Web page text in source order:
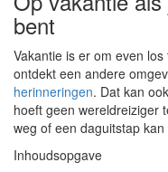
Organisaties
Spring
Social
media
bent
Vakantie is er om even
ontdekt een andere
herinneringen. Dat kan
hoeft geen wereldreiziger
weg of een daguitstap
Inhoudsopgave